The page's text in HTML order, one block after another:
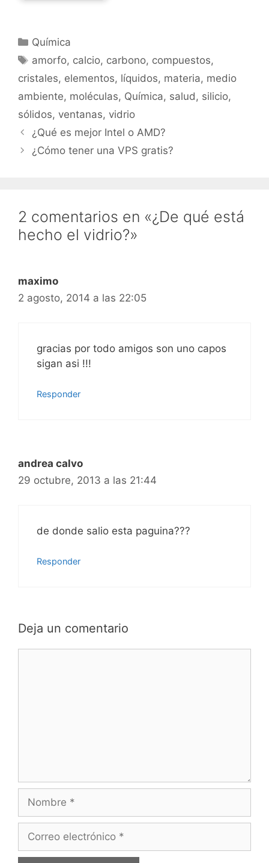
Categorías
Química
Etiquetas
amorfo, calcio, carbono, compuestos,
cristales, elementos, líquidos, materia, medio
ambiente, moléculas, Química, salud, silicio,
sólidos, ventanas, vidrio
¿Qué es mejor Intel o AMD?
¿Cómo tener una VPS gratis?
2 comentarios en «¿De qué está
hecho el vidrio?»
maximo
2 agosto, 2014 a las 22:05
gracias por todo amigos son uno capos
sigan asi !!!
Responder
andrea calvo
29 octubre, 2013 a las 21:44
de donde salio esta paguina???
Responder
Deja un comentario
electrónico